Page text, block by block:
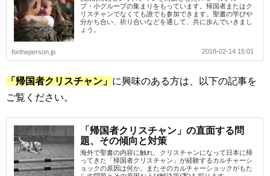
プ・小グループの集まりをもっています。帰国者またはク
リスチャンでなくても誰でも参加できます。聖書の学びや
分かち合い、祈り合いなどを通して、共に歩んでいきまし
ょう。
fortheperson.jp 2018-02-14 15:01
「帰国者クリスチャン」 に興味のある方は、以下の記事を
ご覧ください。
「帰国者クリスチャン」の直面する問
題、その傾向と対策
海外で聖書の内容に触れ、クリスチャンになって日本に帰
ってきた「帰国者クリスチャン」が経験するカルチャーシ
ョックの原因は何か。またそのカルチャーショックがもた